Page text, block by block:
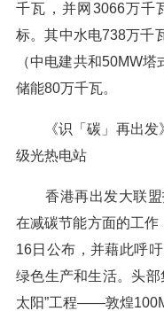
千瓦，并网3066万千
标。其中水电738万千
（中电建共和50MW
储能80万千瓦。
《识「碳」再出发
级光热电站
香港再出发大联盟
在减碳节能方面的工作
16日公布，并藉此呼
绿色生产和生活。头
太阳”工程——敦煌